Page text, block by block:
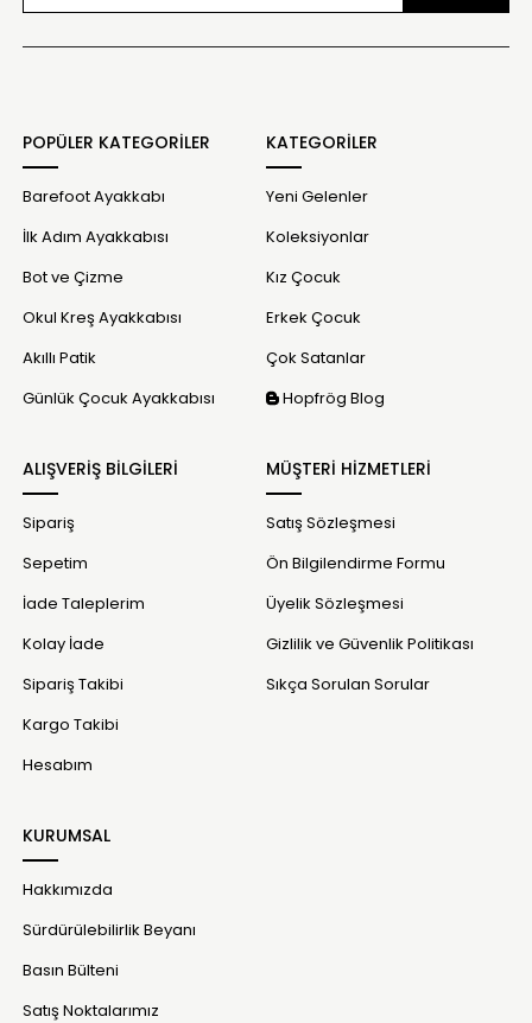
POPÜLER KATEGORİLER
Barefoot Ayakkabı
İlk Adım Ayakkabısı
Bot ve Çizme
Okul Kreş Ayakkabısı
Akıllı Patik
Günlük Çocuk Ayakkabısı
KATEGORİLER
Yeni Gelenler
Koleksiyonlar
Kız Çocuk
Erkek Çocuk
Çok Satanlar
Hopfrög Blog
ALIŞVERİŞ BİLGİLERİ
Sipariş
Sepetim
İade Taleplerim
Kolay İade
Sipariş Takibi
Kargo Takibi
Hesabım
MÜŞTERİ HİZMETLERİ
Satış Sözleşmesi
Ön Bilgilendirme Formu
Üyelik Sözleşmesi
Gizlilik ve Güvenlik Politikası
Sıkça Sorulan Sorular
KURUMSAL
Hakkımızda
Sürdürülebilirlik Beyanı
Basın Bülteni
Satış Noktalarımız